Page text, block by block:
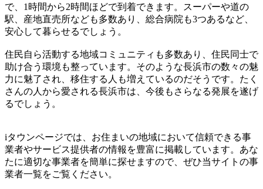
で、1時間から2時間ほどで到着できます。スーパーや道の
駅、産地直売所なども多数あり、総合病院も3つあるなど、
安心して暮らせるでしょう。
住民自ら活動する地域コミュニティも多数あり、住民同士で
助け合う環境も整っています。そのような長浜市の数々の魅
力に魅了され、移住する人も増えているのだそうです。たく
さんの人から愛される長浜市は、今後もさらなる発展を遂げ
るでしょう。
iタウンページでは、お住まいの地域において信頼できる事
業者やサービス提供者の情報を豊富に掲載しています。あな
たに適切な事業者を簡単に探せますので、ぜひ当サイトの事
業者一覧をご覧ください。